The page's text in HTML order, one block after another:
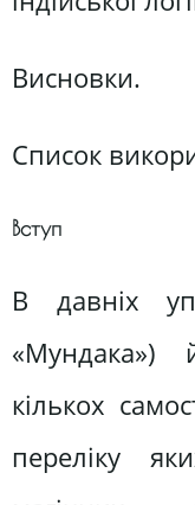
Висновки.
Список
Вступ
В давніх
«Мундака»)
кількох
переліку